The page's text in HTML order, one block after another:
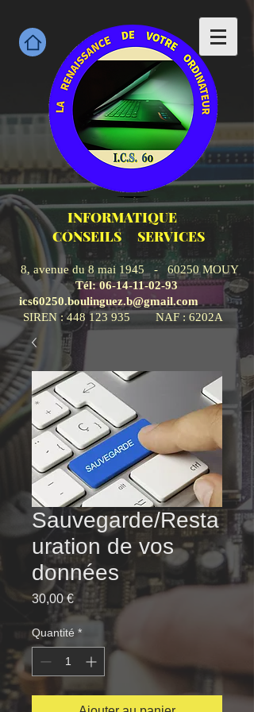
INFORMATIQUE
CONSEILS SERVICES
8, avenue du 8 mai 1945 - 60250 MOUY
Tél:06-14-11-02-93
ics60250.boulinguez.b@gmail.com
SIREN : 448 123 935 NAF : 6202A
Sauvegarde/Resta
uration de vos
données
30,00 €Prix
Quantité *